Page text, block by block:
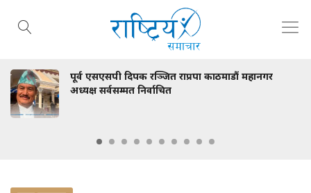
एसएसपी दिपक रञ्जित राप्रपा काठमाडौं महानगर
सर्वसम्मत निर्वाचित